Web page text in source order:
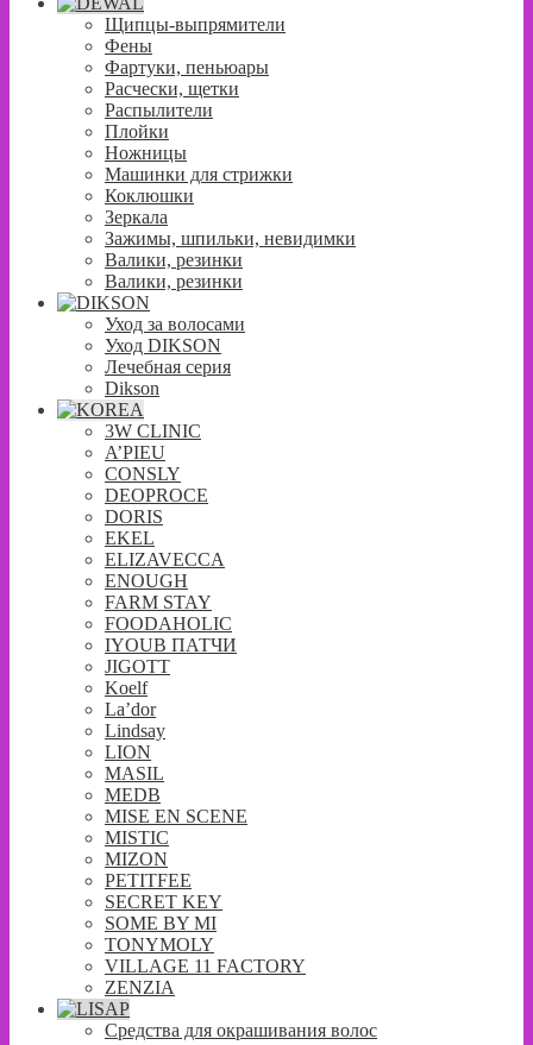
Щипцы-выпрямители
Фены
Фартуки, пеньюары
Расчески, щетки
Распылители
Плойки
Ножницы
Машинки для стрижки
Коклюшки
Зеркала
Зажимы, шпильки, невидимки
Валики, резинки
Валики, резинки
Уход за волосами
Уход DIKSON
Лечебная серия
Dikson
3W CLINIC
A’PIEU
CONSLY
DEOPROCE
DORIS
EKEL
ELIZAVECCA
ENOUGH
FARM STAY
FOODAHOLIC
IYOUB ПАТЧИ
JIGOTT
Koelf
La’dor
Lindsay
LION
MASIL
MEDB
MISE EN SCENE
MISTIC
MIZON
PETITFEE
SECRET KEY
SOME BY MI
TONYMOLY
VILLAGE 11 FACTORY
ZENZIA
Средства для окрашивания волос